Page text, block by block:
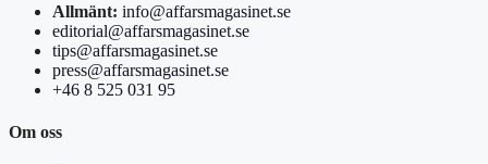
Allmänt: info@affarsmagasinet.se
editorial@affarsmagasinet.se
tips@affarsmagasinet.se
press@affarsmagasinet.se
+46 8 525 031 95
Om oss